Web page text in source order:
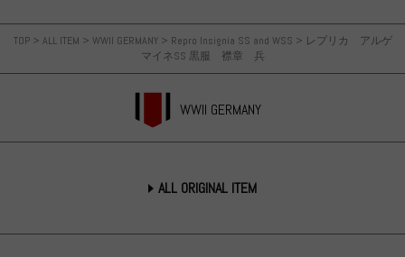
TOP> ALL ITEM > WWII GERMANY> Repro Insignia SS and WSS > レプリカ アルゲ
マイネSS 黒服 襟章 兵
WWII GERMANY
ALL ORIGINAL ITEM